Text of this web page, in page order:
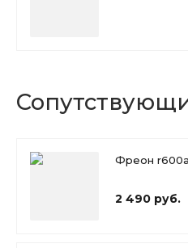
Фреон r600a
2 490 руб.